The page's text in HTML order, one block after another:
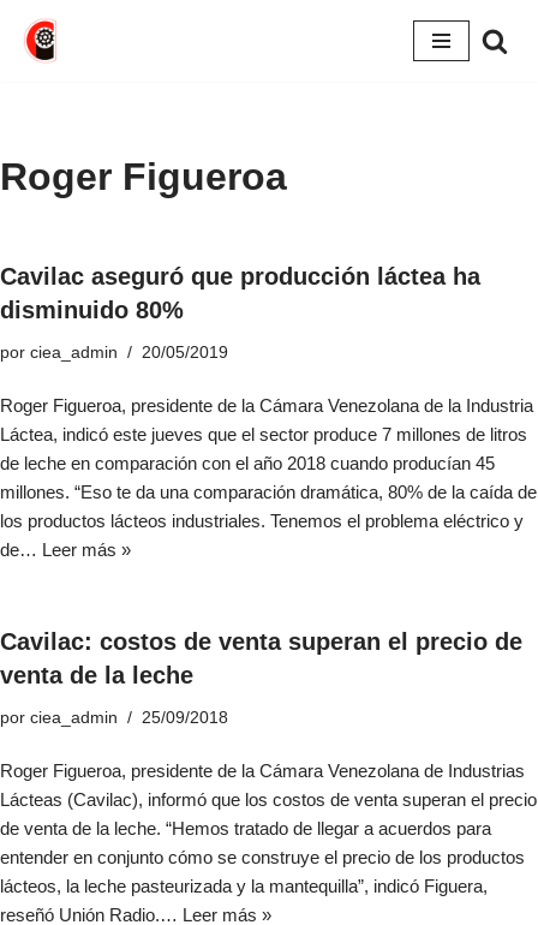
Saltar
Roger Figueroa
Cavilac aseguró que producción láctea ha
disminuido 80%
por ciea_admin 20/05/2019
Roger Figueroa, presidente de la Cámara Venezolana de la Industria
Láctea, indicó este jueves que el sector produce 7 millones de litros
de leche en comparación con el año 2018 cuando producían 45
millones. “Eso te da una comparación dramática, 80% de la caída de
los productos lácteos industriales. Tenemos el problema eléctrico y
de… Leer más »
Cavilac: costos de venta superan el precio de
venta de la leche
por ciea_admin 25/09/2018
Roger Figueroa, presidente de la Cámara Venezolana de Industrias
Lácteas (Cavilac), informó que los costos de venta superan el precio
de venta de la leche. “Hemos tratado de llegar a acuerdos para
entender en conjunto cómo se construye el precio de los productos
lácteos, la leche pasteurizada y la mantequilla”, indicó Figuera,
reseñó Unión Radio.… Leer más »